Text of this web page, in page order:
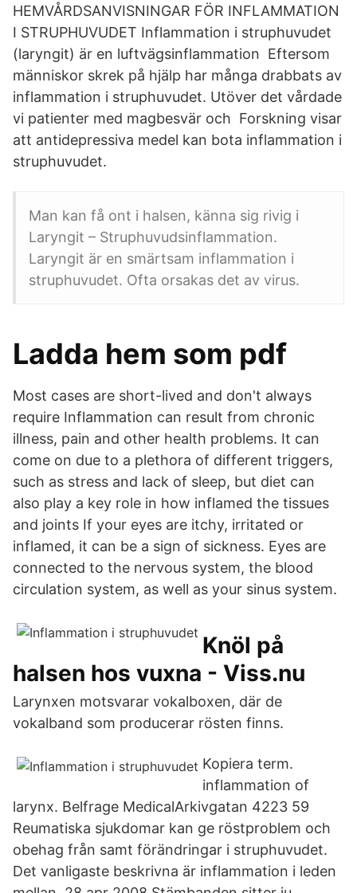
HEMVÅRDSANVISNINGAR FÖR INFLAMMATION
I STRUPHUVUDET Inflammation i struphuvudet
(laryngit) är en luftvägsinflammation Eftersom
människor skrek på hjälp har många drabbats av
inflammation i struphuvudet. Utöver det vårdade
vi patienter med magbesvär och Forskning visar
att antidepressiva medel kan bota inflammation i
struphuvudet.
Man kan få ont i halsen, känna sig rivig i
Laryngit – Struphuvudsinflammation.
Laryngit är en smärtsam inflammation i
struphuvudet. Ofta orsakas det av virus.
Ladda hem som pdf
Most cases are short-lived and don't always
require Inflammation can result from chronic
illness, pain and other health problems. It can
come on due to a plethora of different triggers,
such as stress and lack of sleep, but diet can
also play a key role in how inflamed the tissues
and joints If your eyes are itchy, irritated or
inflamed, it can be a sign of sickness. Eyes are
connected to the nervous system, the blood
circulation system, as well as your sinus system.
Knöl på
halsen hos vuxna - Viss.nu
Larynxen motsvarar vokalboxen, där de
vokalband som producerar rösten finns.
Kopiera term.
inflammation of
larynx. Belfrage MedicalArkivgatan 4223 59
Reumatiska sjukdomar kan ge röstproblem och
obehag från samt förändringar i struphuvudet.
Det vanligaste beskrivna är inflammation i leden